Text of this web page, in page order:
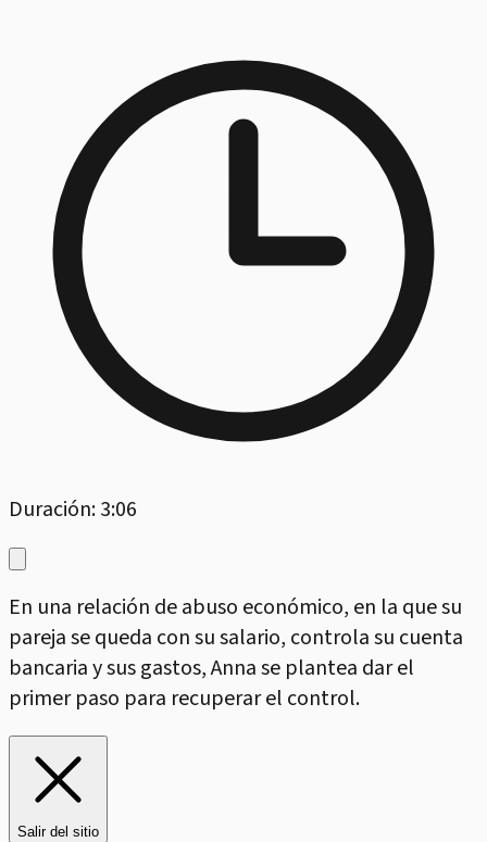
Duración: 3:06
En una relación de abuso económico, en la que su
pareja se queda con su salario, controla su cuenta
bancaria y sus gastos, Anna se plantea dar el
primer paso para recuperar el control.
Salir del sitio